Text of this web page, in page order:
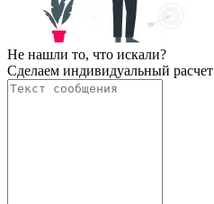
Не нашли то, что искали?
Сделаем индивидуальный расчет